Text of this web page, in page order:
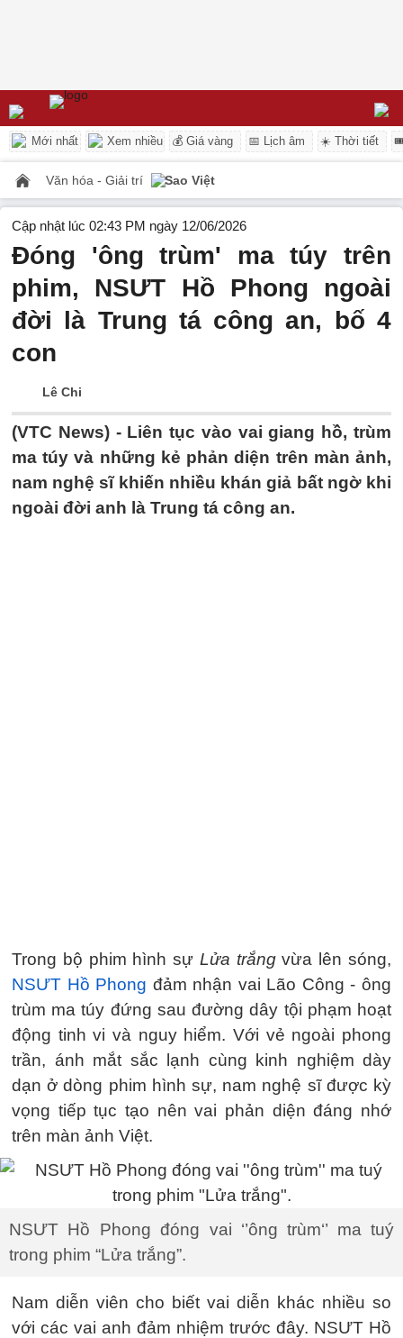
Mới nhất Xem nhiều 💰 Giá vàng 📅 Lịch âm ☀️ Thời tiết
Văn hóa - Giải trí Sao Việt
Cập nhật lúc 02:43 PM ngày 12/06/2026
Đóng 'ông trùm' ma túy trên
phim, NSƯT Hồ Phong ngoài
đời là Trung tá công an, bố 4
con
Lê Chi
(VTC News) - Liên tục vào vai giang hồ, trùm
ma túy và những kẻ phản diện trên màn ảnh,
nam nghệ sĩ khiến nhiều khán giả bất ngờ khi
ngoài đời anh là Trung tá công an.
Trong bộ phim hình sự Lửa trắngvừa lên sóng,
NSƯT Hồ Phong đảm nhận vai Lão Công - ông
trùm ma túy đứng sau đường dây tội phạm hoạt
động tinh vi và nguy hiểm. Với vẻ ngoài phong
trần, ánh mắt sắc lạnh cùng kinh nghiệm dày
dạn ở dòng phim hình sự, nam nghệ sĩ được kỳ
vọng tiếp tục tạo nên vai phản diện đáng nhớ
trên màn ảnh Việt.
NSƯT Hồ Phong đóng vai ‘’ông trùm‘’ ma tuý
trong phim “Lửa trắng”.
Nam diễn viên cho biết vai diễn khác nhiều so
với các vai anh đảm nhiệm trước đây. NSƯT Hồ